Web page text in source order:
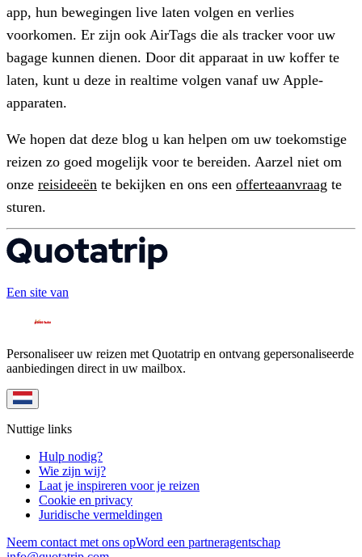
app, hun bewegingen live laten volgen en verlies
voorkomen. Er zijn ook AirTags die als tracker voor uw
bagage kunnen dienen. Door dit apparaat in uw koffer te
laten, kunt u deze in realtime volgen vanaf uw Apple-
apparaten.
We hopen dat deze blog u kan helpen om uw toekomstige
reizen zo goed mogelijk voor te bereiden. Aarzel niet om
onze reisideeën te bekijken en ons een offerteaanvraag te
sturen.
Een site van
Personaliseer uw reizen met Quotatrip en ontvang gepersonaliseerde
aanbiedingen direct in uw mailbox.
Nuttige links
Hulp nodig?
Wie zijn wij?
Laat je inspireren voor je reizen
Cookie en privacy
Juridische vermeldingen
Neem contact met ons opWord een partneragentschap